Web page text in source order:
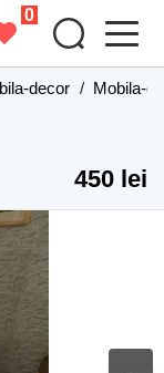
0
decor / Mobila-
450 lei